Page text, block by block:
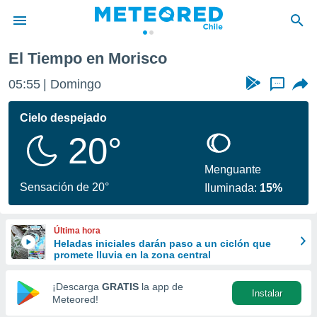
de
por
se
calidad.
a este
las
y
forma
digital
basada
El Tiempo en Morisco
05:55 Domingo ...
Cielo despejado
20°
Sensación de 20°
Menguante
Iluminada: 15%
Última hora
Heladas iniciales darán paso a un ciclón que
promete lluvia en la zona central
¡Descarga GRATIS la app de
Meteored!
Instalar